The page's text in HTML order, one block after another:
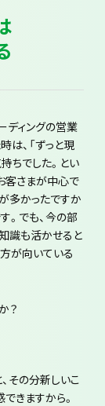
ディングの営業
は、「ずっと現
ちでした。とい
客さまが中心で
多かったですか
。でも、今の部
識も活かせると
が向いている
？
その分新しいこ
きますから。